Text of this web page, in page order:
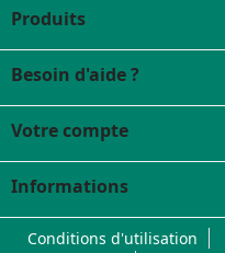
Produits
Besoin d'aide ?
Votre compte
Informations
Conditions d'utilisation